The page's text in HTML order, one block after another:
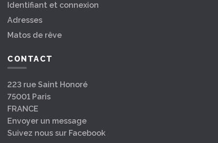
Identifiant et connexion
Adresses
Matos de rêve
CONTACT
223 rue Saint Honoré
75001 Paris
FRANCE
Envoyer un message
Suivez nous sur Facebook